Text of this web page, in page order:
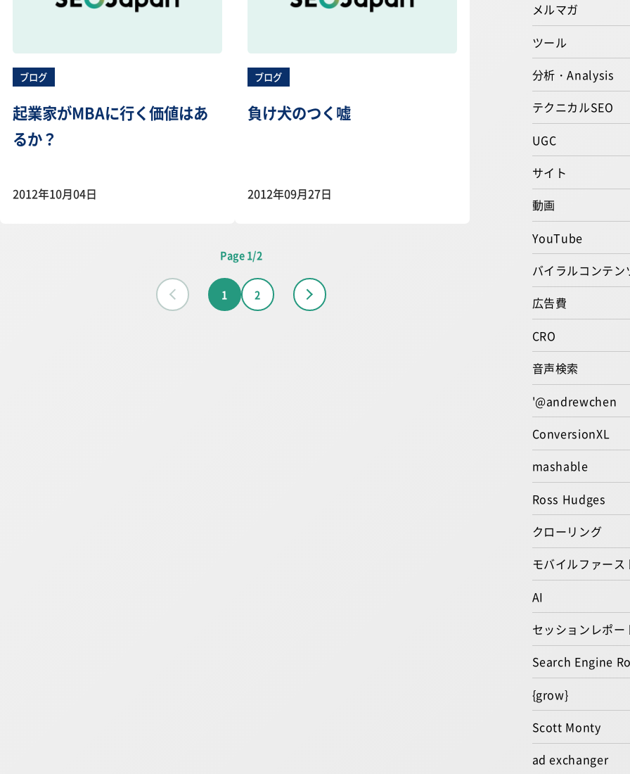
ブログ
起業家がMBAに行く価値はあ
るか？
2012年10月04日
ブログ
負け犬のつく嘘
2012年09月27日
Page 1/2
1 2
メルマガ
ツール
分析・Analysis
テクニカルSEO
UGC
サイト
動画
YouTube
バイラルコンテン
広告費
CRO
音声検索
'@andrewchen
ConversionXL
mashable
Ross Hudges
クローリング
モバイルファー
AI
セッションレポー
Search Engine
{grow}
Scott Monty
ad exchanger